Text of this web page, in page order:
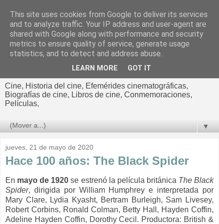
El cultural
cinematográfico de Jorge
Cine, Historia del cine, Efemérides cinematográficas,
Biografías de cine, Libros de cine, Conmemoraciones,
Películas,
▼
jueves, 21 de mayo de 2020
Hace 100 años: The Black Spider
En mayo de 1920se estrenó la película británica The Black
Spider, dirigida por William Humphrey e interpretada por
Mary Clare, Lydia Kyasht, Bertram Burleigh, Sam Livesey,
Robert Corbins, Ronald Colman, Betty Hall, Hayden Coffin,
Adeline Hayden Coffin, Dorothy Cecil. Productora: British &
This site uses cookies from Google to deliver its services
and to analyze traffic. Your IP address and user-agent are
shared with Google along with performance and security
metrics to ensure quality of service, generate usage
statistics, and to detect and address abuse.
LEARN MORE GOT IT